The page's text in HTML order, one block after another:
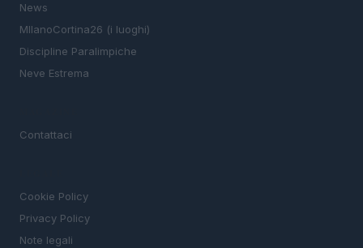
News
MIlanoCortina26 (i luoghi)
Discipline Paralimpiche
Neve Estrema
Contattaci
Cookie Policy
Privacy Policy
Note legali